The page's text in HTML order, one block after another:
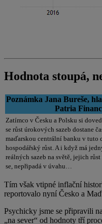
Hodnota stoupá,
Poznámka Jana Bureše,
Patria
Zatímco v Česku a Polsku si
se růst úrokových sazeb dostane
maďarskou centrální banku v tuto
hospodářský růst. A i když má
reálných sazeb na světě, jejich
se, nepřipadá v úvahu…
Tím však vtipné inflační
reportovalo nyní Česko a
Psychicky jsme se připravili
„na sever“ od hodnoty tří